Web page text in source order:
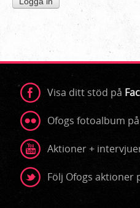
Visa ditt stöd på
Ofogs fotoalbum på
Aktioner +
Följ Ofogs aktioner